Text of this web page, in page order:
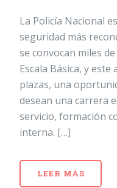
La Policía Nacional
seguridad más
se convocan miles
Escala Básica, y
plazas, una
desean una carrera
servicio, formación
interna. […]
LEER MÁS